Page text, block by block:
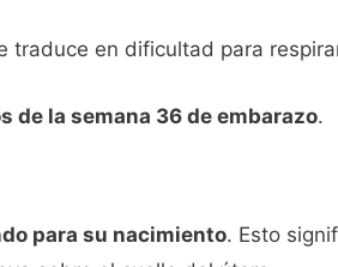
traduce en dificultad para
de la semana 36 de embarazo.
para su nacimiento. Esto